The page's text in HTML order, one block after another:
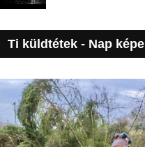
Ti küldtétek - Nap képe